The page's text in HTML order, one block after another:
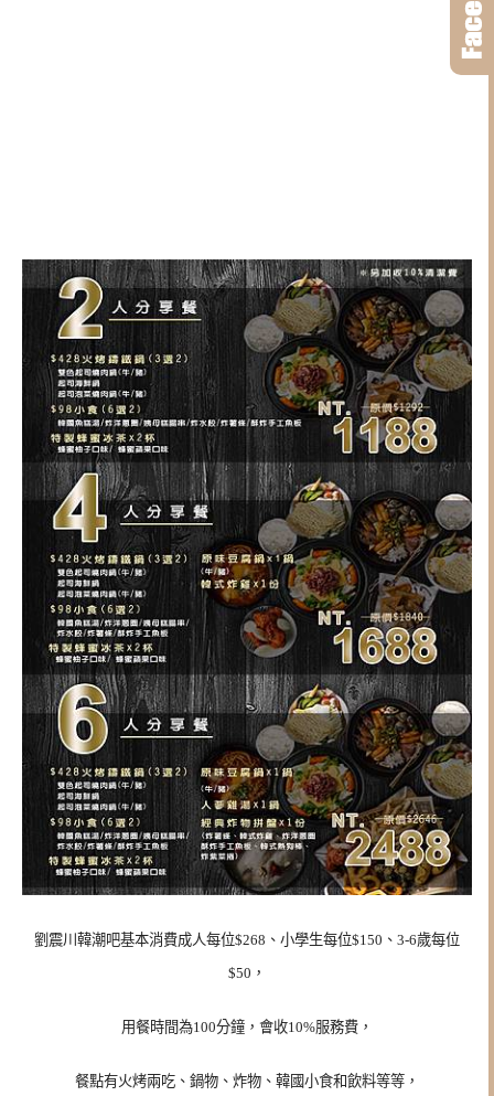
劉震川韓潮吧基本消費成人每位$268、小學生每位$150、3-6歲每位
$50，
用餐時間為100分鐘，會收10%服務費，
餐點有火烤兩吃、鍋物、炸物、韓國小食和飲料等等，